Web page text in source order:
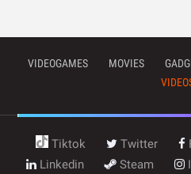
VIDEOGAMES MOVIES
Tiktok Twitter
Linkedin
Steam